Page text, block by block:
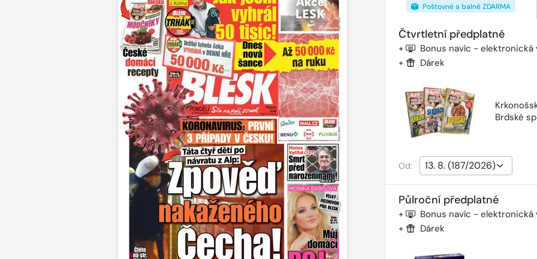
Poštovné a balné ZDARMA
Čtvrtletní předplatné
+ Bonus navíc - elektronická
+ Dárek
Brdské
Od:
Půlroční předplatné
+ Bonus navíc - elektronická
+ Dárek